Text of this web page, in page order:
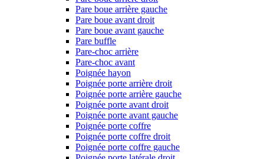
Pare boue arrière gauche
Pare boue avant droit
Pare boue avant gauche
Pare buffle
Pare-choc arrière
Pare-choc avant
Poignée hayon
Poignée porte arrière droit
Poignée porte arrière gauche
Poignée porte avant droit
Poignée porte avant gauche
Poignée porte coffre
Poignée porte coffre droit
Poignée porte coffre gauche